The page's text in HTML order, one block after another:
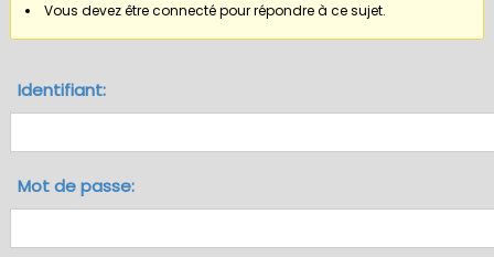
Vous devez être connecté pour répondre à ce sujet.
Identifiant:
Mot de passe: